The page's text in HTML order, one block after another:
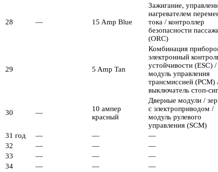
28 — 15 Amp Blue
Зажигание,
нагревателем
тока / контроллер
безопасности
(ORC)
29 5 Amp Tan
Комбинация
электронный
устойчивости (ESC) /
модуль управления
трансмиссией (PCM)
выключатель стоп-
30 —
10 ампер
красный
Дверные модули /
с электроприводом /
модуль рулевого
управления (SCM)
31 год
— —
—
32
— —
—
33
— —
—
34
— — —